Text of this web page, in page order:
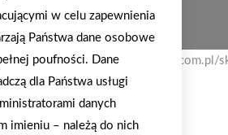
swój sklep https://mrowka.com.pl/
w celu zapewnienia
Państwa dane osobowe
poufności. Dane
dla Państwa usługi
danych
imieniu – należą do nich